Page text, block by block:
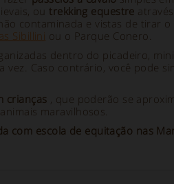
ou trekking equestre
contaminada e vistas de tirar
Sibillini ou o Parque Conero.
dentro do picadeiro,
Caso contrário, você pode
crianças , que poderão se
maravilhosos.
com escola de equitação nas